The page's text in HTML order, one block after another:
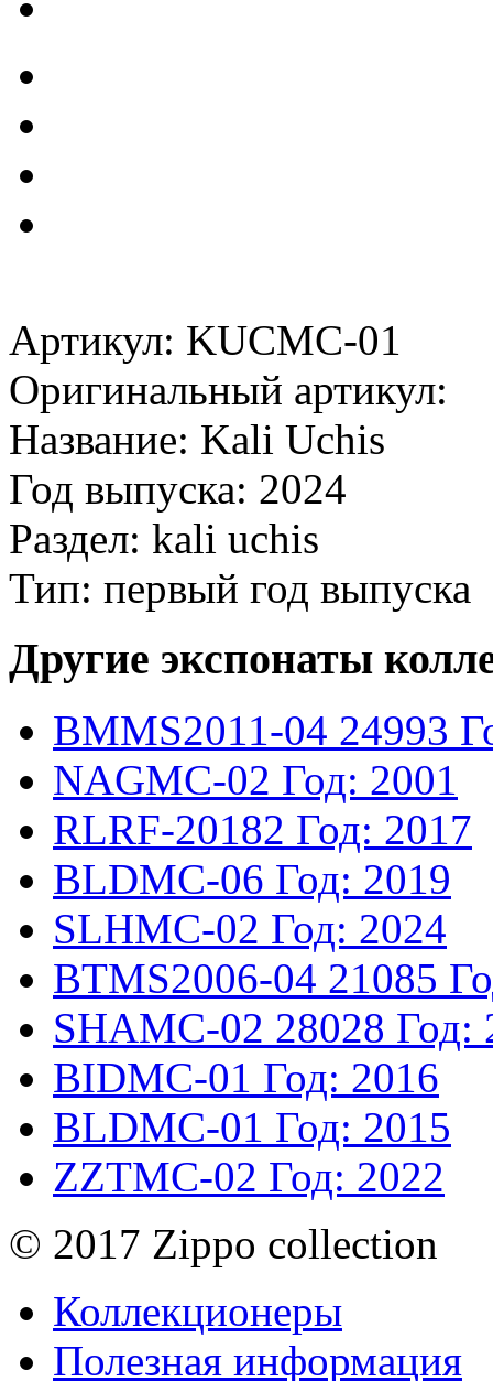
Артикул: KUCMC-01
Оригинальный артикул:
Название: Kali Uchis
Год выпуска: 2024
Раздел: kali uchis
Тип: первый год выпуска
Другие экспонаты
BMMS2011-04 24993
NAGMC-02 Год: 2001
RLRF-20182 Год: 2017
BLDMC-06 Год: 2019
SLHMC-02 Год: 2024
BTMS2006-04 21085
SHAMC-02 28028 Год:
BIDMC-01 Год: 2016
BLDMC-01 Год: 2015
ZZTMC-02 Год: 2022
© 2017 Zippo collection
Коллекционеры
Полезная информация